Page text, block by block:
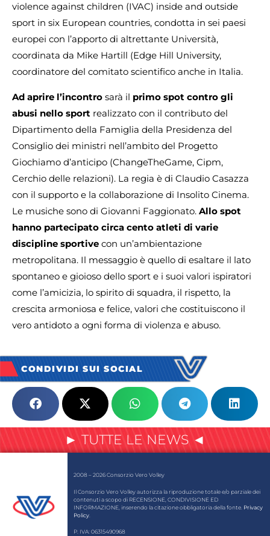
violence against children (IVAC) inside and outside
sport in six European countries, condotta in sei paesi
europei con l’apporto di altrettante Università,
coordinata da Mike Hartill (Edge Hill University,
coordinatore del comitato scientifico anche in Italia.
Ad aprire l’incontro sarà il primo spot contro gli
abusi nello sport realizzato con il contributo del
Dipartimento della Famiglia della Presidenza del
Consiglio dei ministri nell’ambito del Progetto
Giochiamo d’anticipo (ChangeTheGame, Cipm,
Cerchio delle relazioni). La regia è di Claudio Casazza
con il supporto e la collaborazione di Insolito Cinema.
Le musiche sono di Giovanni Faggionato. Allo spot
hanno partecipato circa cento atleti di varie
discipline sportive con un’ambientazione
metropolitana. Il messaggio è quello di esaltare il lato
spontaneo e gioioso dello sport e i suoi valori ispiratori
come l’amicizia, lo spirito di squadra, il rispetto, la
crescita armoniosa e felice, valori che costituiscono il
vero antidoto a ogni forma di violenza e abuso.
CONDIVIDI SUI SOCIAL
► TUTTE LE NEWS ◄
2008 – 2026 Consorzio Vero Volley
Il Consorzio Vero Volley autorizza la riproduzione totale e/o parziale dei
contenuti a scopo di RECENSIONE, CONDIVISIONE ED
INFORMAZIONE, inserendo la citazione obbligatoria della fonte. Privacy
Policy
P. IVA: 06315490968